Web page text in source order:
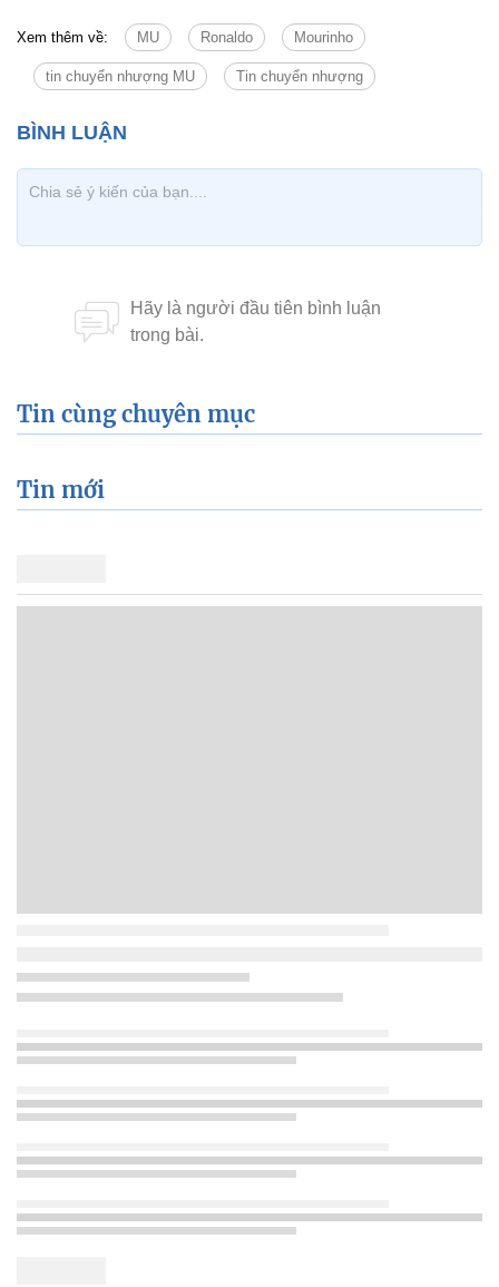
Xem thêm về: MU Ronaldo Mourinho
tin chuyển nhượng MU Tin chuyển nhượng
Tin cùng chuyên mục
Tin mới